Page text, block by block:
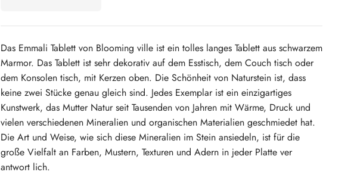
Das Emmali Tablett von Blooming ville ist ein tolles langes Tablett aus schwarzem
Marmor. Das Tablett ist sehr dekorativ auf dem Esstisch, dem Couch tisch oder
dem Konsolen tisch, mit Kerzen oben. Die Schönheit von Naturstein ist, dass
keine zwei Stücke genau gleich sind. Jedes Exemplar ist ein einzigartiges
Kunstwerk, das Mutter Natur seit Tausenden von Jahren mit Wärme, Druck und
vielen verschiedenen Mineralien und organischen Materialien geschmiedet hat.
Die Art und Weise, wie sich diese Mineralien im Stein ansiedeln, ist für die
große Vielfalt an Farben, Mustern, Texturen und Adern in jeder Platte ver
antwort lich.